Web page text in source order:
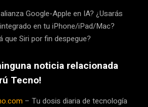
Google-Apple en IA? ¿Usarás
en tu iPhone/iPad/Mac?
que Siri por fin despegue?
noticia relacionada
Tecno!
– Tu dosis diaria de tecnología